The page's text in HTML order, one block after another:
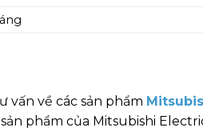
vấn về các sản phẩm
phẩm của Mitsubishi